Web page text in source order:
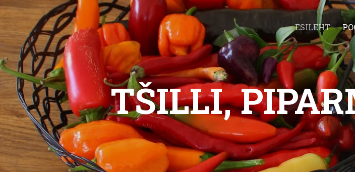
ESILEHT
TŠILLI,